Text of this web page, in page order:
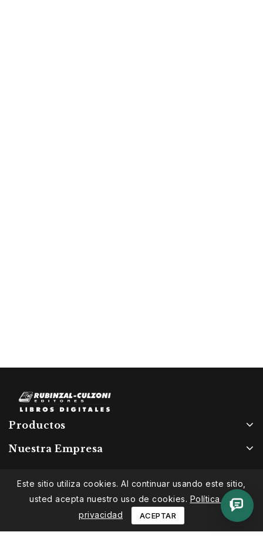
Productos
Nuestra Empresa
Este sitio utiliza cookies. Al continuar usando este sitio,
usted acepta nuestro uso de cookies. Política de
privacidad
ACEPTAR
© 2026 Rubinzal Digital. Todos los derechos reservados